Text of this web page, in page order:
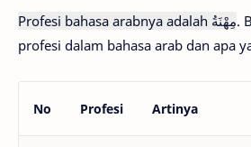
Profesi bahasa arabnya adalah مِهْنَةُ.
profesi dalam bahasa arab dan apa
No Profesi Artinya